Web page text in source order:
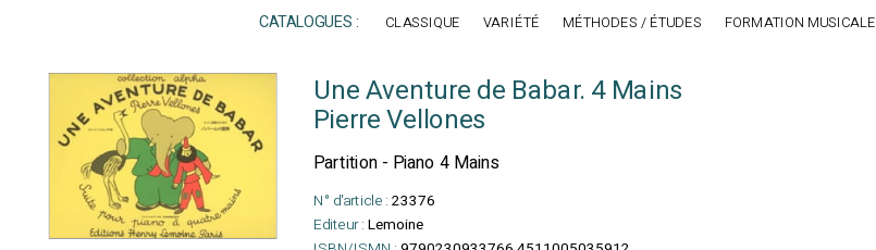
CATALOGUES : CLASSIQUE VARIÉTÉ MÉTHODES / ÉTUDES FORMATION MUSICALE
Une Aventure de Babar. 4 Mains
Pierre Vellones
Partition - Piano 4 Mains
N° d'article : 23376
Editeur : Lemoine